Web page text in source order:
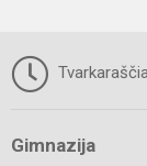
Gimnazija